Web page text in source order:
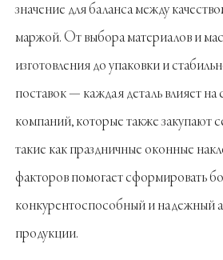
значение для баланса между
маржой. От выбора материалов и
изготовления до упаковки и
поставок — каждая деталь влияет
компаний, которые также закупают
такие как праздничные оконные
факторов помогает сформировать
конкурентоспособный и надежный
продукции.